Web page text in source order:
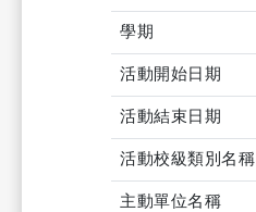
學期
活動開始日期
活動結束日期
活動校級類別名稱
主動單位名稱